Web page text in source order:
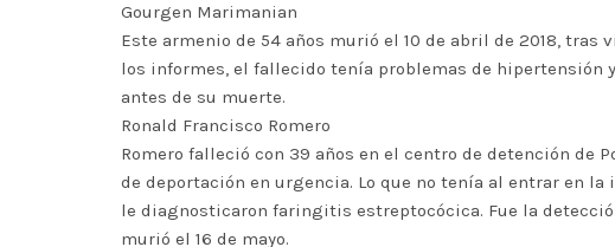
Gourgen Marimanian
Este armenio de 54 años murió el 10 de abril de 2018, tras
los informes, el fallecido tenía problemas de
antes de su muerte.
Ronald Francisco Romero
Romero falleció con 39 años en el centro de detención de
de deportación en urgencia. Lo que no tenía al entrar en
le diagnosticaron faringitis estreptocócica. Fue la
murió el 16 de mayo.